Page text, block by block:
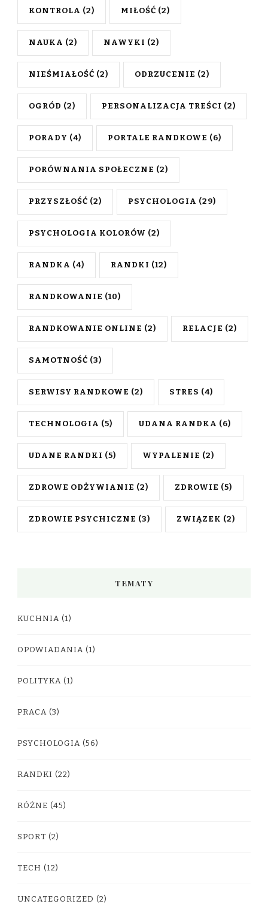
KONTROLA (2) MIŁOŚĆ (2)
NAUKA (2) NAWYKI (2)
NIEŚMIAŁOŚĆ (2) ODRZUCENIE (2)
OGRÓD (2) PERSONALIZACJA TREŚCI (2)
PORADY (4) PORTALE RANDKOWE (6)
PORÓWNANIA SPOŁECZNE (2)
PRZYSZŁOŚĆ (2) PSYCHOLOGIA (29)
PSYCHOLOGIA KOLORÓW (2)
RANDKA (4) RANDKI (12)
RANDKOWANIE (10)
RANDKOWANIE ONLINE (2) RELACJE (2)
SAMOTNOŚĆ (3)
SERWISY RANDKOWE (2) STRES (4)
TECHNOLOGIA (5) UDANA RANDKA (6)
UDANE RANDKI (5) WYPALENIE (2)
ZDROWE ODŻYWIANIE (2) ZDROWIE (5)
ZDROWIE PSYCHICZNE (3) ZWIĄZEK (2)
TEMATY
KUCHNIA (1)
OPOWIADANIA (1)
POLITYKA (1)
PRACA (3)
PSYCHOLOGIA (56)
RANDKI (22)
RÓŻNE (45)
SPORT (2)
TECH (12)
UNCATEGORIZED (2)